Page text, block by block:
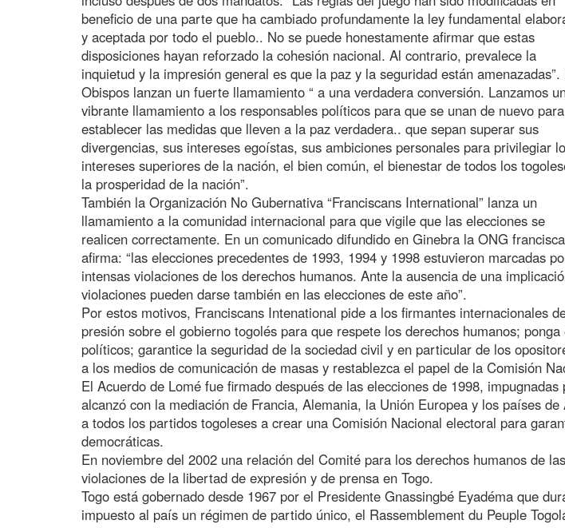
beneficio de una parte que ha cambiado profundamente la ley fundamental
y aceptada por todo el pueblo.. No se puede honestamente afirmar que estas
disposiciones hayan reforzado la cohesión nacional. Al contrario, prevalece la
inquietud y la impresión general es que la paz y la seguridad están amenazadas”.
Obispos lanzan un fuerte llamamiento “ a una verdadera conversión. Lanzamos
vibrante llamamiento a los responsables políticos para que se unan de nuevo para
establecer las medidas que lleven a la paz verdadera.. que sepan superar sus
divergencias, sus intereses egoístas, sus ambiciones personales para privilegiar
intereses superiores de la nación, el bien común, el bienestar de todos los
la prosperidad de la nación”.
También la Organización No Gubernativa “Franciscans International” lanza un
llamamiento a la comunidad internacional para que vigile que las elecciones se
realicen correctamente. En un comunicado difundido en Ginebra la ONG
afirma: “las elecciones precedentes de 1993, 1994 y 1998 estuvieron marcadas
intensas violaciones de los derechos humanos. Ante la ausencia de una
violaciones pueden darse también en las elecciones de este año”.
Por estos motivos, Franciscans Intenational pide a los firmantes internacionales
presión sobre el gobierno togolés para que respete los derechos humanos;
políticos; garantice la seguridad de la sociedad civil y en particular de los
a los medios de comunicación de masas y restablezca el papel de la Comisión
El Acuerdo de Lomé fue firmado después de las elecciones de 1998,
alcanzó con la mediación de Francia, Alemania, la Unión Europea y los países
a todos los partidos togoleses a crear una Comisión Nacional electoral para
democráticas.
En noviembre del 2002 una relación del Comité para los derechos humanos de
violaciones de la libertad de expresión y de prensa en Togo.
Togo está gobernado desde 1967 por el Presidente Gnassingbé Eyadéma que
impuesto al país un régimen de partido único, el Rassemblement du Peuple